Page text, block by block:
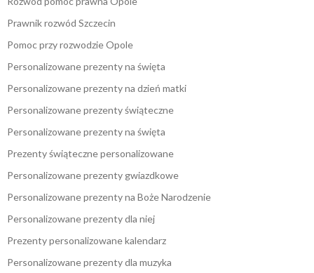
Prawnik rozwód Szczecin
Pomoc przy rozwodzie Opole
Personalizowane prezenty na święta
Personalizowane prezenty na dzień matki
Personalizowane prezenty świąteczne
Personalizowane prezenty na święta
Prezenty świąteczne personalizowane
Personalizowane prezenty gwiazdkowe
Personalizowane prezenty na Boże Narodzenie
Personalizowane prezenty dla niej
Prezenty personalizowane kalendarz
Personalizowane prezenty dla muzyka